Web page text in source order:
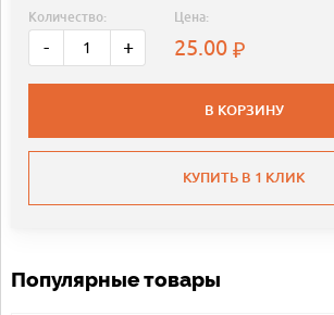
Количество:
- +
Цена:
25.00
В КОРЗИНУ
КУПИТЬ В 1 КЛИК
Популярные товары